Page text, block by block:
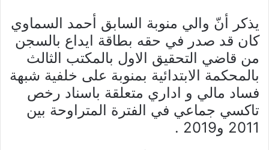
يذكر أنّ والي منوبة السابق أحمد السماوي
كان قد صدر في حقه بطاقة ايداع بالسجن
من قاضي التحقيق الاول بالمكتب الثالث
بالمحكمة الابتدائية بمنوبة على خلفية شبهة
فساد مالي و اداري متعلقة باسناد رخص
تاكسي جماعي في الفترة المتراوحة بين
2011 و2019 .